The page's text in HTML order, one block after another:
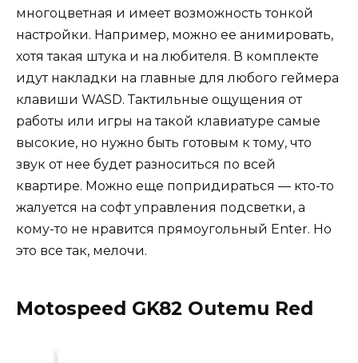
многоцветная и имеет возможность тонкой
настройки. Например, можно ее анимировать,
хотя такая штука и на любителя. В комплекте
идут накладки на главные для любого геймера
клавиши WASD. Тактильные ощущения от
работы или игры на такой клавиатуре самые
высокие, но нужно быть готовым к тому, что
звук от нее будет разноситься по всей
квартире. Можно еще попридираться — кто-то
жалуется на софт управления подсветки, а
кому-то не нравится прямоугольный Enter. Но
это все так, мелочи.
Motospeed GK82 Outemu Red